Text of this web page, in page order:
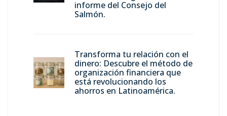
informe del Consejo del
Salmón.
Transforma tu relación con el
dinero: Descubre el método de
organización financiera que
está revolucionando los
ahorros en Latinoamérica.